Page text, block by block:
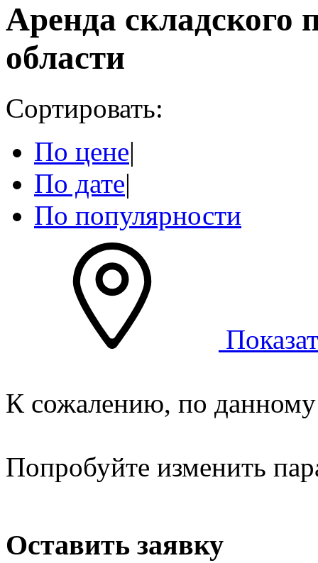
Аренда
области
Сортировать:
По цене|
По дате|
По популярности
К сожалению, по данному
Попробуйте изменить
Оставить заявку